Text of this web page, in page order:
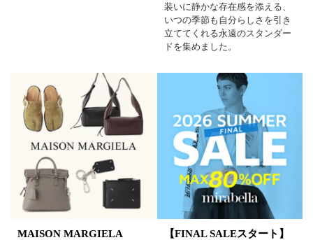
装いに静かな存在感を添える、
いつの季節も自分らしさを引き
立ててくれる永遠のスタンダー
ドを集めました。
MAISON MARGIELA
【FINAL SALEスタート】